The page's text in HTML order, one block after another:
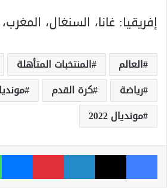
إفريقيا: غانا، السنغال،
العالم المنتخبات المتأهلة
رياضة
كرة القدم
مونديال 2022
فيسبوك ‫X لينكدإن بينتيريست